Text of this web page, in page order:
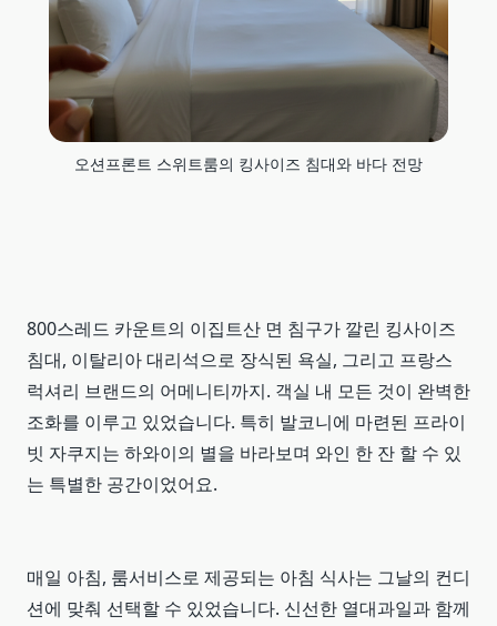
오션프론트 스위트룸의 킹사이즈 침대와 바다 전망
800스레드 카운트의 이집트산 면 침구가 깔린 킹사이즈
침대, 이탈리아 대리석으로 장식된 욕실, 그리고 프랑스
럭셔리 브랜드의 어메니티까지. 객실 내 모든 것이 완벽한
조화를 이루고 있었습니다. 특히 발코니에 마련된 프라이
빗 자쿠지는 하와이의 별을 바라보며 와인 한 잔 할 수 있
는 특별한 공간이었어요.
매일 아침, 룸서비스로 제공되는 아침 식사는 그날의 컨디
션에 맞춰 선택할 수 있었습니다. 신선한 열대과일과 함께